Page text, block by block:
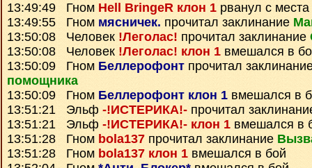
13:49:49 Гном Hell BringeR клон 1 рванул с места
13:49:55 Гном мясничек. прочитал заклинание
13:50:08 Человек !Леголас! прочитал заклинание
13:50:08 Человек !Леголас! клон 1 вмешался в
13:50:09 Гном Беллерофонт прочитал
помощника
13:50:09 Гном Беллерофонт клон 1 вмешался в
13:51:21 Эльф -!ИСТЕРИКА!- прочитал
13:51:21 Эльф -!ИСТЕРИКА!- клон 1 вмешался в
13:51:28 Гном bola137 прочитал заклинание
13:51:28 Гном bola137 клон 1 вмешался в бой